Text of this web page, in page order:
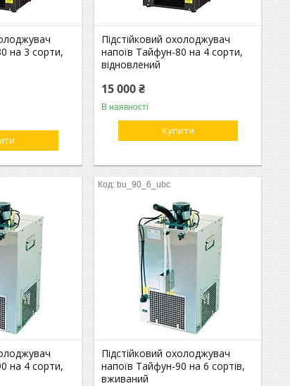
на 3 сорти,
Підстійковий охолоджувач
напоїв Тайфун-80 на 4 сорти,
відновлений
15 000 ₴
В наявності
Купити
на 4 сорти,
bu_90_6_ubc
Підстійковий охолоджувач
напоїв Тайфун-90 на 6 сортів,
вживаний